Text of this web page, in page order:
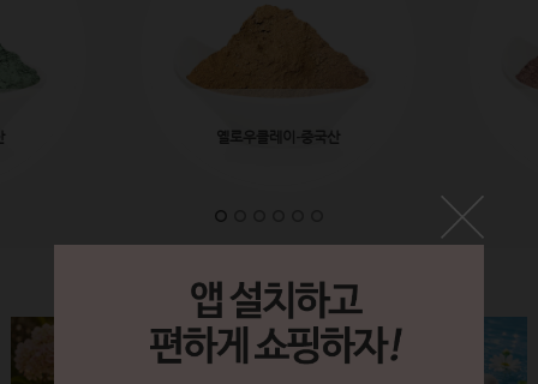
옐로우클레이-중국산
Label&Bottle